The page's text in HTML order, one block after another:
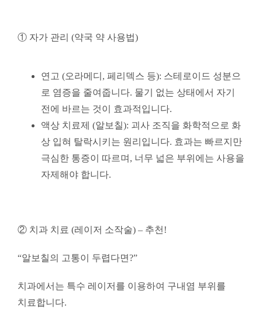
① 자가 관리 (약국 약 사용법)
연고 (오라메디, 페리덱스 등): 스테로이드 성분으
로 염증을 줄여줍니다. 물기 없는 상태에서 자기
전에 바르는 것이 효과적입니다.
액상 치료제 (알보칠): 괴사 조직을 화학적으로 화
상 입혀 탈락시키는 원리입니다. 효과는 빠르지만
극심한 통증이 따르며, 너무 넓은 부위에는 사용을
자제해야 합니다.
② 치과 치료 (레이저 소작술) – 추천!
“알보칠의 고통이 두렵다면?”
치과에서는 특수 레이저를 이용하여 구내염 부위를
치료합니다.